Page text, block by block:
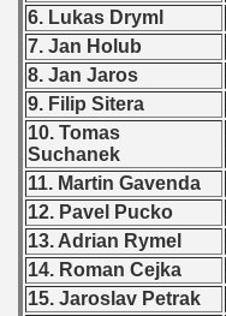
6. Lukas Dryml
7. Jan Holub
8. Jan Jaros
9. Filip Sitera
10. Tomas
Suchanek
11. Martin Gavenda
12. Pavel Pucko
13. Adrian Rymel
14. Roman Cejka
15. Jaroslav Petrak